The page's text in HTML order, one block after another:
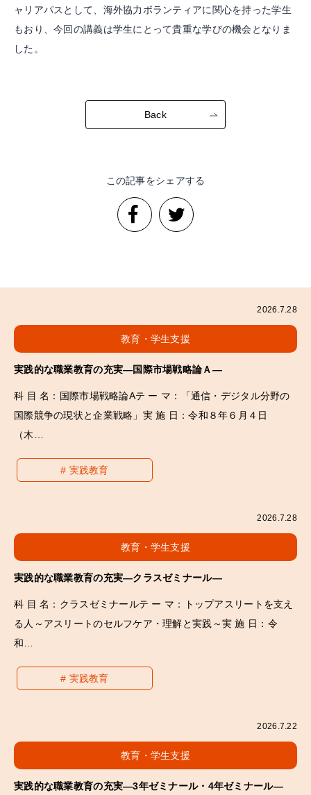
ャリアパスとして、海外協力ボランティアに関心を持った学生
もおり、今回の講義は学生にとって貴重な学びの機会となりま
した。
Back
この記事をシェアする
2026.7.28
教育・学生支援
実践的な職業教育の充実―国際市場戦略論Ａ―
科 目 名：国際市場戦略論Aテ ー マ：「通信・デジタル分野の
国際競争の現状と企業戦略」実 施 日：令和８年６月４日
（木…
実践教育
2026.7.28
教育・学生支援
実践的な職業教育の充実―クラスゼミナール―
科 目 名：クラスゼミナールテ ー マ：トップアスリートを支え
る人～アスリートのセルフケア・理解と実践～実 施 日：令
和…
実践教育
2026.7.22
教育・学生支援
実践的な職業教育の充実―3年ゼミナール・4年ゼミナール―